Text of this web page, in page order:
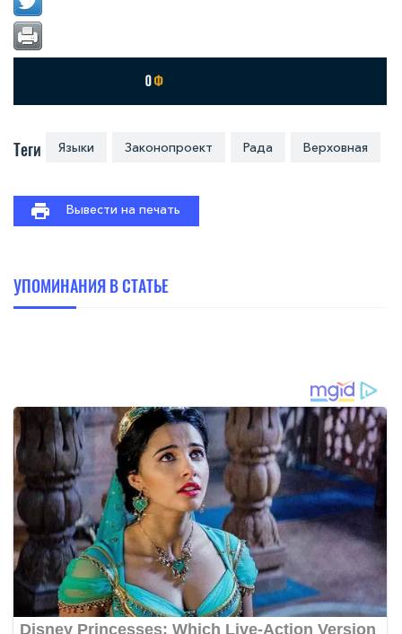
Теги Языки Законопроект Рада Верховная
Вывести на печать
УПОМИНАНИЯ В СТАТЬЕ